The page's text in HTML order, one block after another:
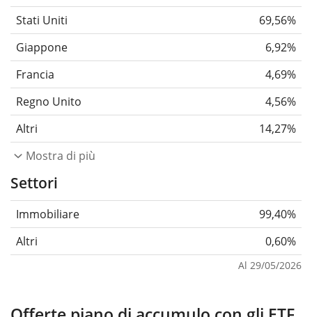
Stati Uniti
69,56%
Giappone
6,92%
Francia
4,69%
Regno Unito
4,56%
Altri
14,27%
Mostra di più
Settori
Immobiliare
99,40%
Altri
0,60%
Al 29/05/2026